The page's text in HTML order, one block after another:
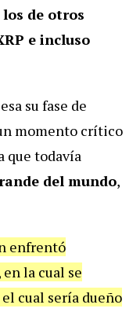
de otros
e incluso
su fase de
momento crítico
que todavía
del mundo,
enfrentó
la cual se
cual sería dueño